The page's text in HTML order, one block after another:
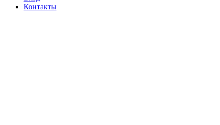
Контакты